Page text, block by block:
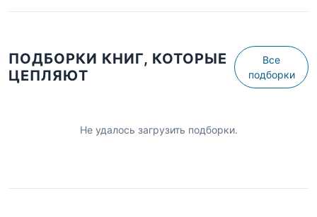
ПОДБОРКИ КНИГ, КОТОРЫЕ
ЦЕПЛЯЮТ
Все
подборки
Не удалось загрузить подборки.